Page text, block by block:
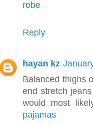
robe
Reply
hayan kz
Balanced thighs
end stretch
would most
pajamas